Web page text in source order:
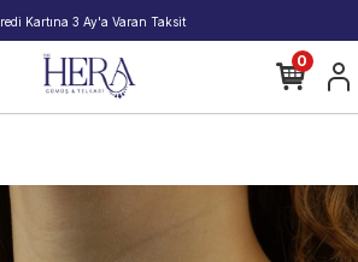
2000 TL ve Üzeri Alışverişlerde Kargo Bedava!
0